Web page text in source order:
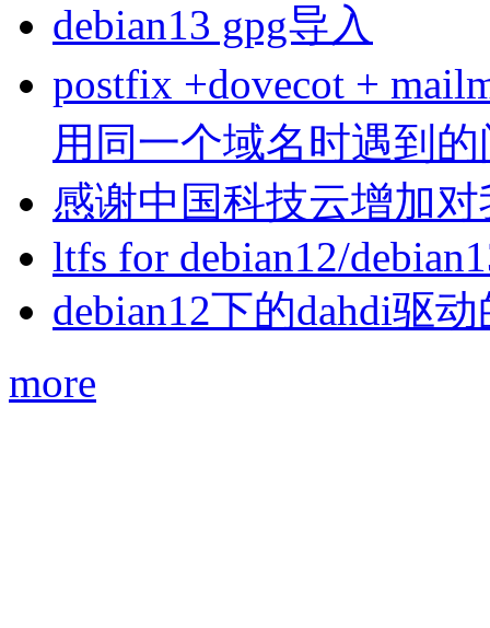
debian13 gpg导入
postfix +dovecot +
用同一个域名时遇到
感谢中国科技云增加
ltfs for debian12/
debian12下的dahdi驱动
more